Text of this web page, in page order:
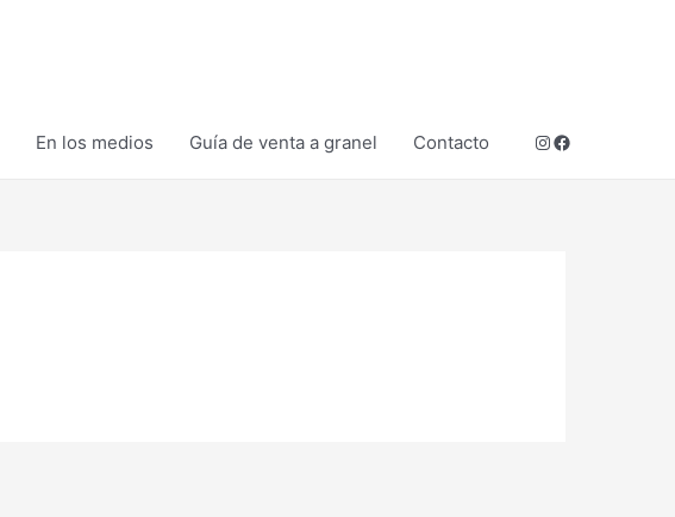
En los medios Guía de venta a granel Contacto Instagram
Facebook